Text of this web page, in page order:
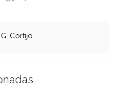
Cortijo